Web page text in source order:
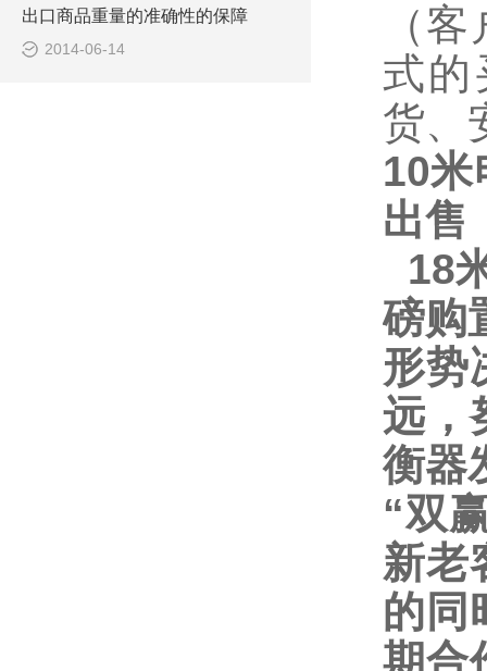
出口商品重量的准确性的保障
2014-06-14
（
式
货、
10
出售
18
磅购
形势
远，
衡器
“双
新老
的同
期合